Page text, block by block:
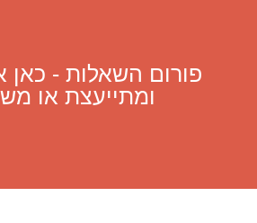
פורום השאלות -
ומתייעצת או